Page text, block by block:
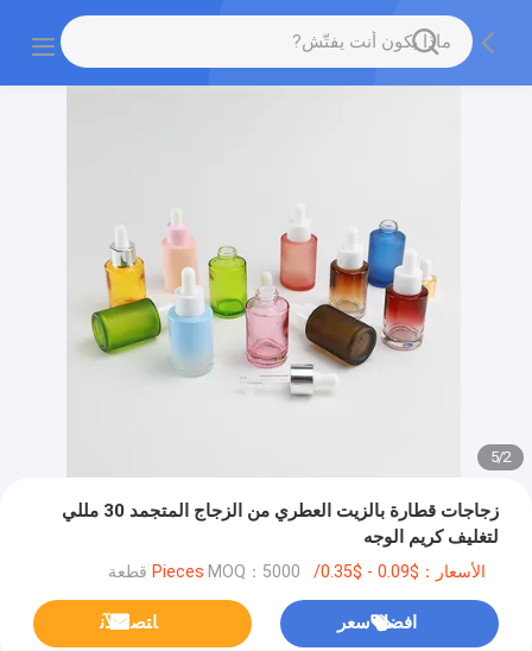
2
/
5
زجاجات قطارة بالزيت العطري من الزجاج المتجمد 30 مللي
لتغليف كريم الوجه
الأسعار：$0.09 - $0.35/Pieces MOQ：5000 قطعة
افضل سعر ﺎﺘﺼﻟ ﺍﻶﻧ